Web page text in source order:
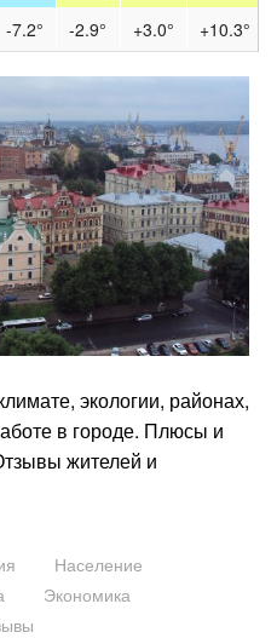
-7.2° -2.9° +3.0° +10.3°
экологии, районах,
в городе. Плюсы и
жителей и
Население
Экономика